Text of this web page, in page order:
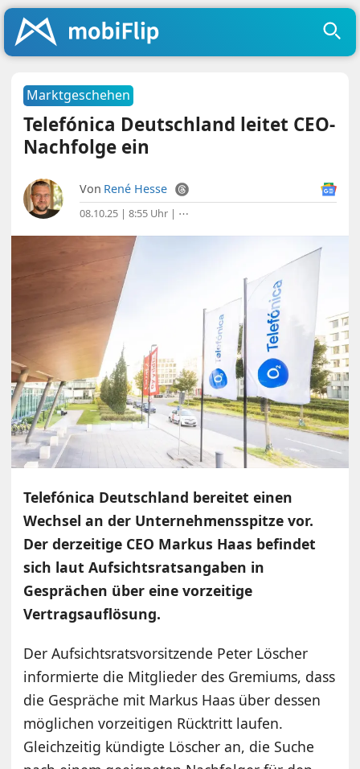
Marktgeschehen
Telefónica Deutschland leitet CEO-
Nachfolge ein
Von René Hesse
08.10.25 | 8:55 Uhr | ⋯
Telefónica Deutschland bereitet einen
Wechsel an der Unternehmensspitze vor.
Der derzeitige CEO Markus Haas befindet
sich laut Aufsichtsratsangaben in
Gesprächen über eine vorzeitige
Vertragsauflösung.
Der Aufsichtsratsvorsitzende Peter Löscher
informierte die Mitglieder des Gremiums, dass
die Gespräche mit Markus Haas über dessen
möglichen vorzeitigen Rücktritt laufen.
Gleichzeitig kündigte Löscher an, die Suche